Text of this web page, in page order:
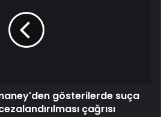
gösterilerde suça
çağrısı